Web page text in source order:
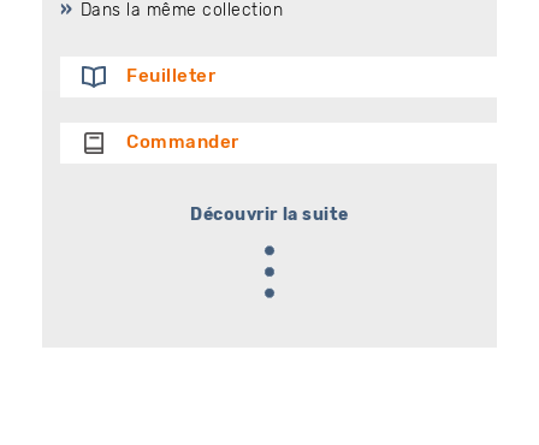
Dans la même collection
Feuilleter
Commander
Découvrir la suite